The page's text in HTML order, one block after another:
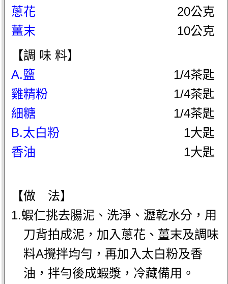
蔥花
20公克
薑末
10公克
【調 味 料】
A.鹽
1/4茶匙
雞精粉
1/4茶匙
細糖
1/4茶匙
B.太白粉
1大匙
香油
1大匙
【做 法】
1.蝦仁挑去腸泥、洗淨、瀝乾水分，用
刀背拍成泥，加入蔥花、薑末及調味
料A攪拌均勻，再加入太白粉及香
油，拌勻後成蝦漿，冷藏備用。